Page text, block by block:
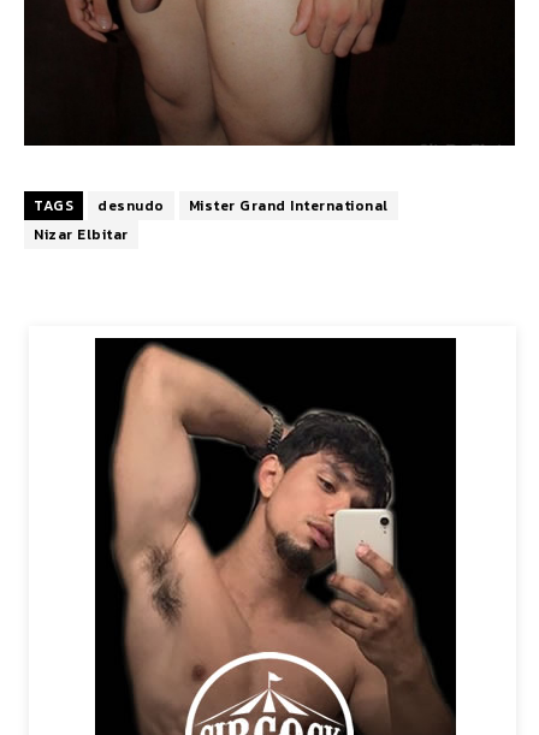
TAGS desnudo
Mister Grand International
Nizar Elbitar